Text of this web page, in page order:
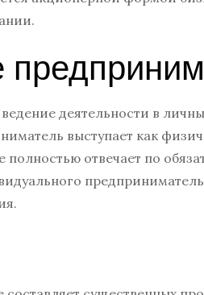
деятельности в
выступает как
полностью отвечает по